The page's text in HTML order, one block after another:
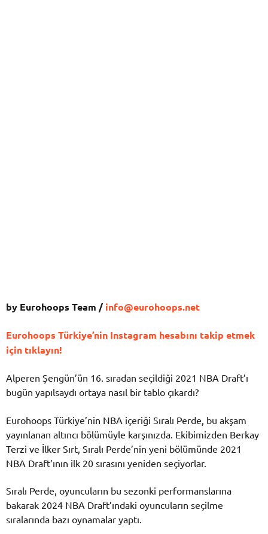
by Eurohoops Team /info@eurohoops.net
Eurohoops Türkiye’nin Instagram hesabını takip etmek
için tıklayın!
Alperen Şengün’ün 16. sıradan seçildiği 2021 NBA Draft’ı
bugün yapılsaydı ortaya nasıl bir tablo çıkardı?
Eurohoops Türkiye’nin NBA içeriği Sıralı Perde, bu akşam
yayınlanan altıncı bölümüyle karşınızda. Ekibimizden Berkay
Terzi ve İlker Sırt, Sıralı Perde’nin yeni bölümünde 2021
NBA Draft’ının ilk 20 sırasını yeniden seçiyorlar.
Sıralı Perde, oyuncuların bu sezonki performanslarına
bakarak 2024 NBA Draft’ındaki oyuncuların seçilme
sıralarında bazı oynamalar yaptı.